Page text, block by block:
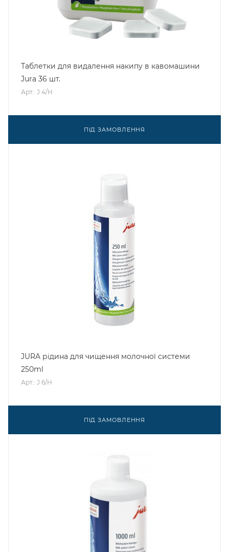
Таблетки для видалення накипу в кавомашини
Jura 36 шт.
Арт.: J 4/H
ПІД ЗАМОВЛЕННЯ
JURA рідина для чищення молочної системи
250ml
Арт.: J 6/H
ПІД ЗАМОВЛЕННЯ